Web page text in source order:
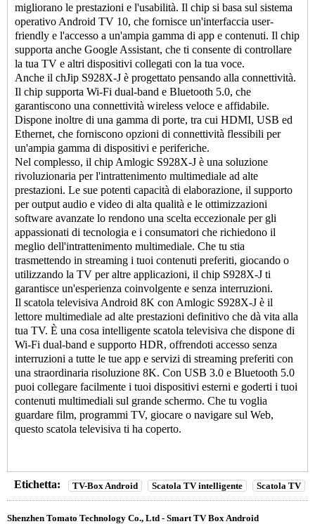
migliorano le prestazioni e l'usabilità. Il chip si basa sul sistema
operativo Android TV 10, che fornisce un'interfaccia user-
friendly e l'accesso a un'ampia gamma di app e contenuti. Il chip
supporta anche Google Assistant, che ti consente di controllare
la tua TV e altri dispositivi collegati con la tua voce.
Anche il chJip S928X-J è progettato pensando alla connettività.
Il chip supporta Wi-Fi dual-band e Bluetooth 5.0, che
garantiscono una connettività wireless veloce e affidabile.
Dispone inoltre di una gamma di porte, tra cui HDMI, USB ed
Ethernet, che forniscono opzioni di connettività flessibili per
un'ampia gamma di dispositivi e periferiche.
Nel complesso, il chip Amlogic S928X-J è una soluzione
rivoluzionaria per l'intrattenimento multimediale ad alte
prestazioni. Le sue potenti capacità di elaborazione, il supporto
per output audio e video di alta qualità e le ottimizzazioni
software avanzate lo rendono una scelta eccezionale per gli
appassionati di tecnologia e i consumatori che richiedono il
meglio dell'intrattenimento multimediale. Che tu stia
trasmettendo in streaming i tuoi contenuti preferiti, giocando o
utilizzando la TV per altre applicazioni, il chip S928X-J ti
garantisce un'esperienza coinvolgente e senza interruzioni.
Il scatola televisiva Android 8K con Amlogic S928X-J è il
lettore multimediale ad alte prestazioni definitivo che dà vita alla
tua TV. È una cosa intelligente scatola televisiva che dispone di
Wi-Fi dual-band e supporto HDR, offrendoti accesso senza
interruzioni a tutte le tue app e servizi di streaming preferiti con
una straordinaria risoluzione 8K. Con USB 3.0 e Bluetooth 5.0
puoi collegare facilmente i tuoi dispositivi esterni e goderti i tuoi
contenuti multimediali sul grande schermo. Che tu voglia
guardare film, programmi TV, giocare o navigare sul Web,
questo scatola televisiva ti ha coperto.
Etichetta: TV-Box Android Scatola TV intelligente Scatola TV
Shenzhen Tomato Technology Co., Ltd - Smart TV Box Android